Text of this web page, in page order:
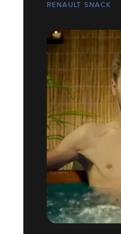
RENAULT SNACK